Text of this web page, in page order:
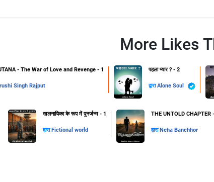
More Likes
- The War of Love and Revenge - 1
Singh Rajput
पहला प्यार ? - 2
द्वाराAlone Soul
खलनायिका के रूप में पुनर्जन्म - 1
द्वारा Fictional world
THE UNTOLD CHAPTER
द्वारा Neha Banchhor